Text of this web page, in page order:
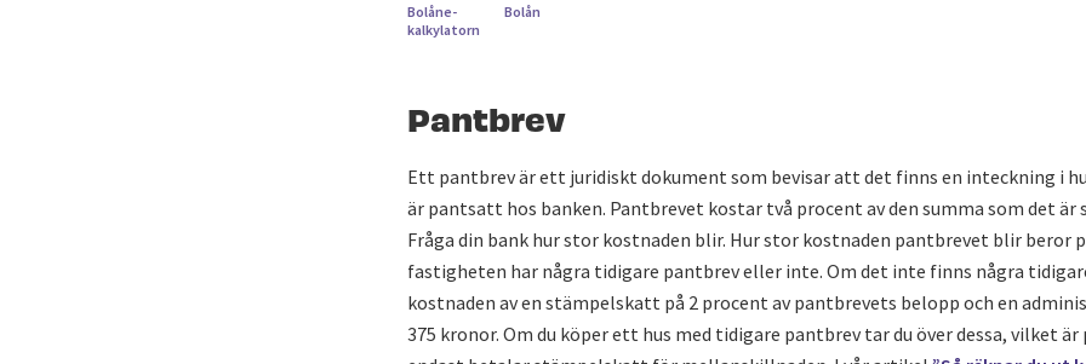
Bolåne­
kalkylatorn
Bolån
Pantbrev
Ett pantbrev är ett juridiskt dokument som bevisar att det finns en inteckning i
är pantsatt hos banken. Pantbrevet kostar två procent av den summa som det är
Fråga din bank hur stor kostnaden blir. Hur stor kostnaden pantbrevet blir beror
fastigheten har några tidigare pantbrev eller inte. Om det inte finns några
kostnaden av en stämpelskatt på 2 procent av pantbrevets belopp och en
375 kronor. Om du köper ett hus med tidigare pantbrev tar du över dessa, vilket